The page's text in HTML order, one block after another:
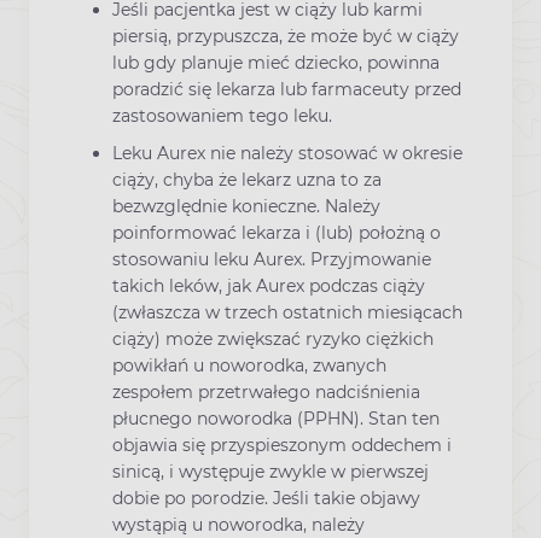
Jeśli pacjentka jest w ciąży lub karmi
piersią, przypuszcza, że może być w ciąży
lub gdy planuje mieć dziecko, powinna
poradzić się lekarza lub farmaceuty przed
zastosowaniem tego leku.
Leku Aurex nie należy stosować w okresie
ciąży, chyba że lekarz uzna to za
bezwzględnie konieczne. Należy
poinformować lekarza i (lub) położną o
stosowaniu leku Aurex. Przyjmowanie
takich leków, jak Aurex podczas ciąży
(zwłaszcza w trzech ostatnich miesiącach
ciąży) może zwiększać ryzyko ciężkich
powikłań u noworodka, zwanych
zespołem przetrwałego nadciśnienia
płucnego noworodka (PPHN). Stan ten
objawia się przyspieszonym oddechem i
sinicą, i występuje zwykle w pierwszej
dobie po porodzie. Jeśli takie objawy
wystąpią u noworodka, należy